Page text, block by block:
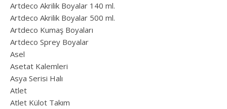
Artdeco Akrilik Boyalar 140 ml.
Artdeco Akrilik Boyalar 500 ml.
Artdeco Kumaş Boyaları
Artdeco Sprey Boyalar
Asel
Asetat Kalemleri
Asya Serisi Halı
Atlet
Atlet Külot Takım